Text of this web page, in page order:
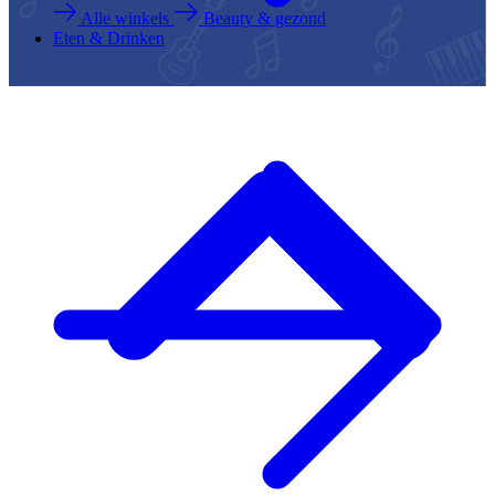
Alle winkels
Beauty & gezond
Eten & Drinken